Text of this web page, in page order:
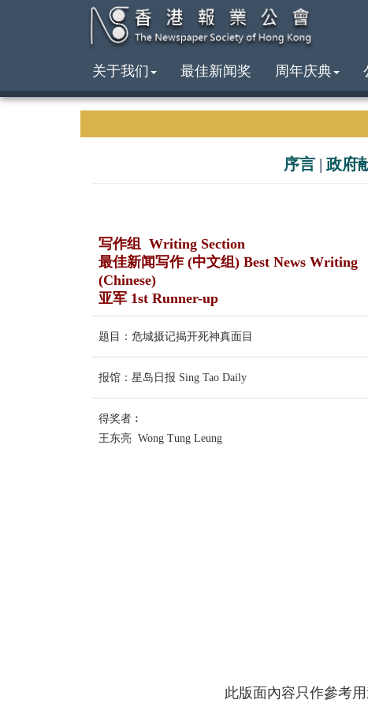
关于我们 最佳新闻奖 周年庆典
序言 | 政府
写作组 Writing Section
最佳新闻写作 (中文组) Best News Writing
(Chinese)
亚军 1st Runner-up
题目：危城摄记揭开死神真面目
报馆：星岛日报 Sing Tao Daily
得奖者︰
王东亮 Wong Tung Leung
此版面內容只作參考